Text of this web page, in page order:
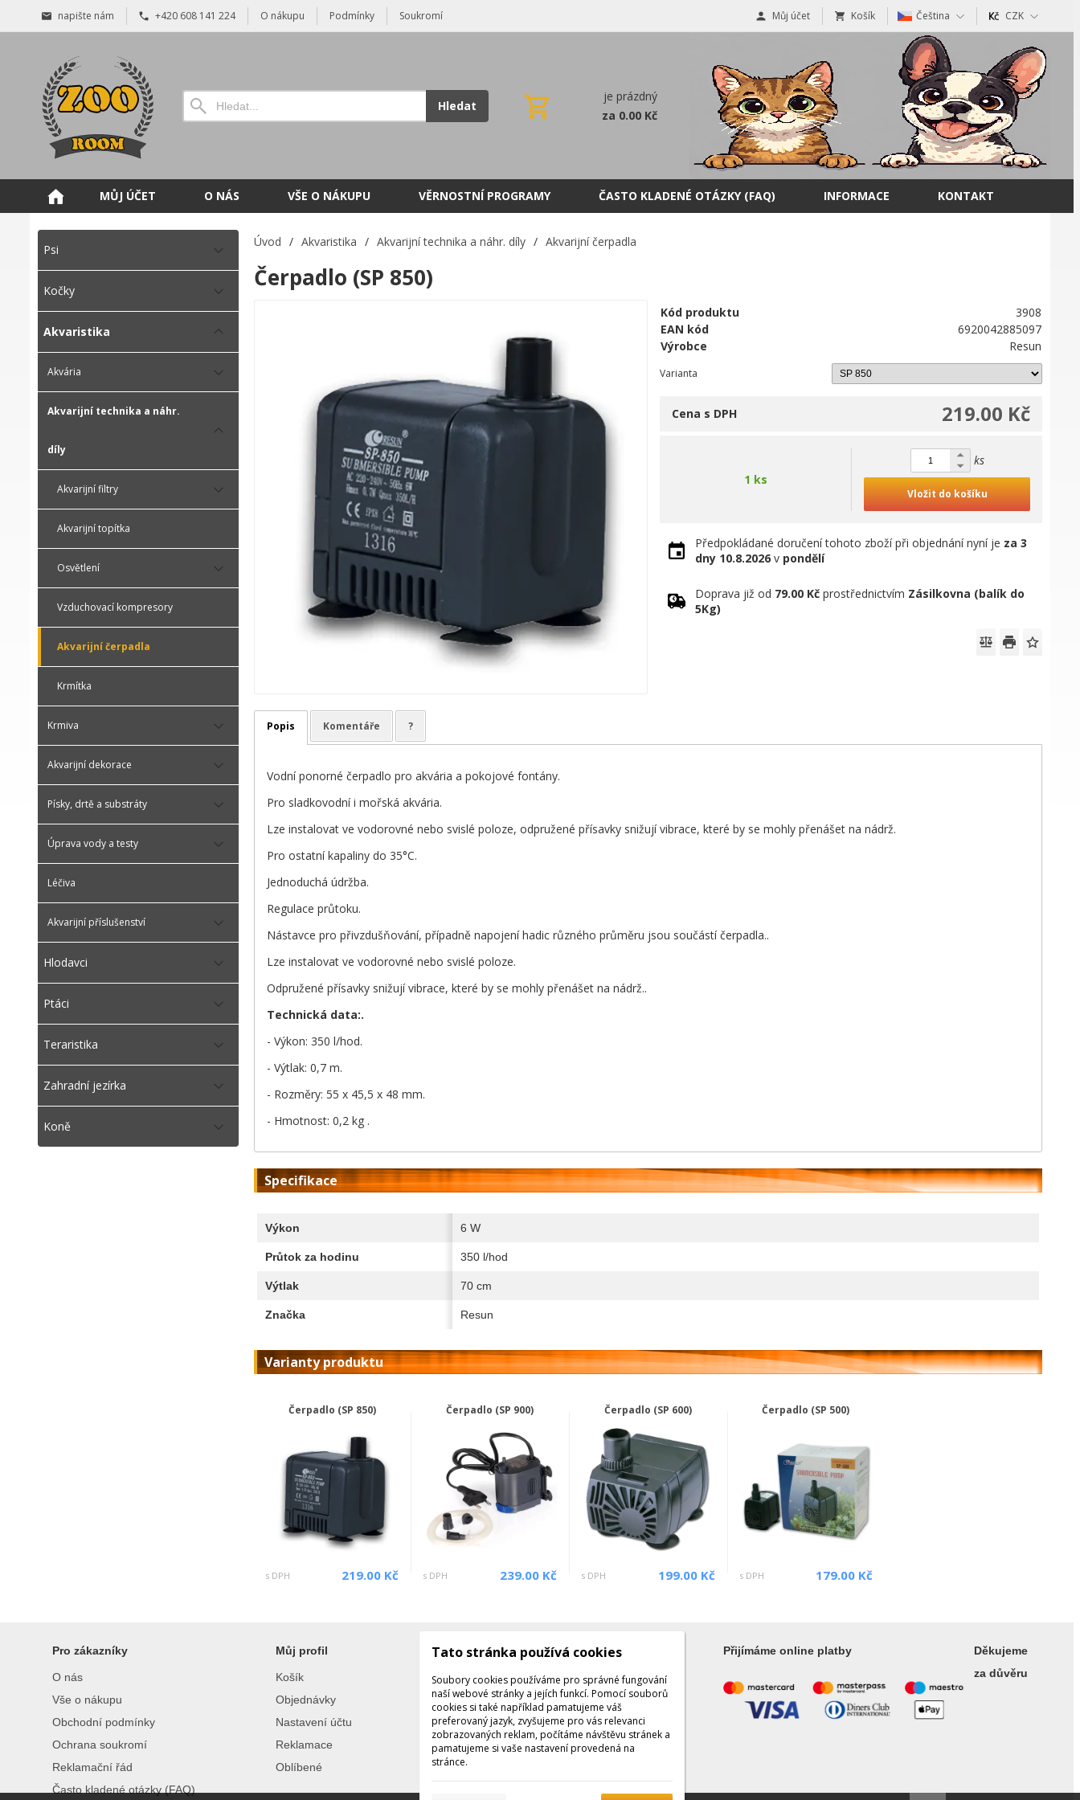
napište nám +420 608 141 224 O nákupu Podmínky Soukromí Můj účet Košík Čeština CZK
Hledat
je prázdný
za 0.00 Kč
MŮJ ÚČET O NÁS VŠE O NÁKUPU VĚRNOSTNÍ PROGRAMY ČASTO KLADENÉ OTÁZKY (FAQ) INFORMACE KONTAKT
Psi
Kočky
Akvaristika
Akvária
Akvarijní technika a náhr.
díly
Akvarijní filtry
Akvarijní topítka
Osvětlení
Vzduchovací kompresory
Akvarijní čerpadla
Krmítka
Krmiva
Akvarijní dekorace
Písky, drtě a substráty
Úprava vody a testy
Léčiva
Akvarijní příslušenství
Hlodavci
Ptáci
Teraristika
Zahradní jezírka
Koně
Úvod / Akvaristika / Akvarijní technika a náhr. díly / Akvarijní čerpadla
Čerpadlo (SP 850)
Kód produktu
3908
EAN kód
6920042885097
Výrobce
Resun
Varianta
219.00 Kč
Cena s DPH
1 ks
ks
Vložit do košíku
Předpokládané doručení tohoto zboží při objednání nyní je za 3
dny 10.8.2026 v pondělí
Doprava již od 79.00 Kč prostřednictvím Zásilkovna (balík do
5Kg)
Popis Komentáře ?
Vodní ponorné čerpadlo pro akvária a pokojové fontány.
Pro sladkovodní i mořská akvária.
Lze instalovat ve vodorovné nebo svislé poloze, odpružené přísavky snižují vibrace, které by se mohly přenášet na nádrž.
Pro ostatní kapaliny do 35°C.
Jednoduchá údržba.
Regulace průtoku.
Nástavce pro přivzdušňování, případně napojení hadic různého průměru jsou součástí čerpadla..
Lze instalovat ve vodorovné nebo svislé poloze.
Odpružené přísavky snižují vibrace, které by se mohly přenášet na nádrž..
Technická data:.
- Výkon: 350 l/hod.
- Výtlak: 0,7 m.
- Rozměry: 55 x 45,5 x 48 mm.
- Hmotnost: 0,2 kg .
Specifikace
Výkon 6 W
Průtok za hodinu 350 l/hod
Výtlak 70 cm
Značka Resun
Varianty produktu
Čerpadlo (SP 850)
s DPH 219.00 Kč
Čerpadlo (SP 900)
s DPH 239.00 Kč
Čerpadlo (SP 600)
s DPH 199.00 Kč
Čerpadlo (SP 500)
s DPH 179.00 Kč
Pro zákazníky
O nás
Vše o nákupu
Obchodní podmínky
Ochrana soukromí
Reklamační řád
Často kladené otázky (FAQ)
Můj profil
Košík
Objednávky
Nastavení účtu
Reklamace
Oblíbené
Kontakty
Kontaktujte nás
Tel.: +420 608 141 224
Po - Pá: 9:00 - 16:00
Facebook
Přijímáme online platby
Děkujeme
za důvěru
Tato stránka používá cookies
Soubory cookies používáme pro správné fungování
naší webové stránky a jejích funkcí. Pomocí souborů
cookies si také například pamatujeme váš
preferovaný jazyk, zvyšujeme pro vás relevanci
zobrazovaných reklam, počítáme návštěvu stránek a
pamatujeme si vaše nastavení provedená na
stránce.